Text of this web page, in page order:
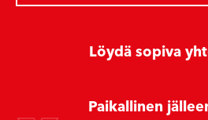
Löydä sopiva
Paikallinen